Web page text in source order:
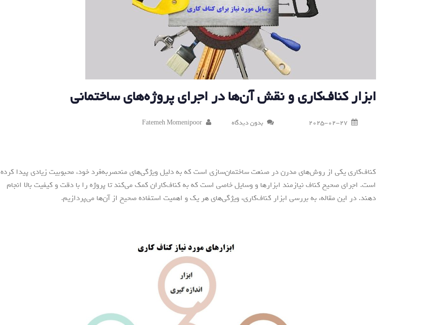
ابزار کناف‌کاری و نقش آن‌ها در اجرای پروژه‌های ساختمانی
2025-02-27 بدون دیدگاه Fatemeh Momenipoor
کناف‌کاری یکی از روش‌های مدرن در صنعت ساختمان‌سازی است که به دلیل ویژگی‌های منحصربه‌فرد خود، محبوبیت زیادی پیدا کرده
است. اجرای صحیح کناف نیازمند ابزارها و وسایل خاصی است که به کناف‌کاران کمک می‌کند تا پروژه را با دقت و کیفیت بالا انجام
دهند. در این مقاله، به بررسی ابزار کناف‌کاری، ویژگی‌های هر یک و اهمیت استفاده صحیح از آن‌ها می‌پردازیم.